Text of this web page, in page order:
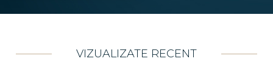
VIZUALIZATE RECENT